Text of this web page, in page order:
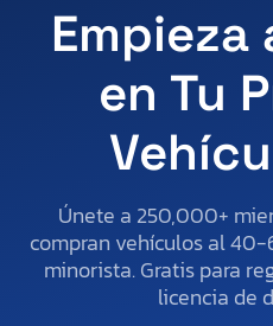
Empieza
en Tu
Únete a 250,000+
compran vehículos al
minorista. Gratis para
licencia de